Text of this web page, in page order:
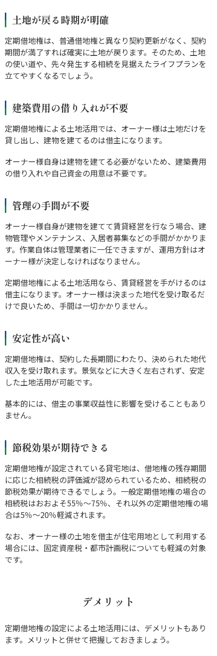
土地が戻る時期が明確
定期借地権は、普通借地権と異なり契約更新がなく、契約
期間が満了すれば確実に土地が戻ります。そのため、土地
の使い道や、先々発生する相続を見据えたライフプランを
立てやすくなるでしょう。
建築費用の借り入れが不要
定期借地権による土地活用では、オーナー様は土地だけを
貸し出し、建物を建てるのは借主になります。
オーナー様自身は建物を建てる必要がないため、建築費用
の借り入れや自己資金の用意は不要です。
管理の手間が不要
オーナー様自身が建物を建てて賃貸経営を行なう場合、建
物管理やメンテナンス、入居者募集などの手間がかかりま
す。作業自体は管理業者に一任できますが、運用方針はオ
ーナー様が決定しなければなりません。
定期借地権による土地活用なら、賃貸経営を手がけるのは
借主になります。オーナー様は決まった地代を受け取るだ
けで良いため、手間は一切かかりません。
安定性が高い
定期借地権は、契約した長期間にわたり、決められた地代
収入を受け取れます。景気などに大きく左右されず、安定
した土地活用が可能です。
基本的には、借主の事業収益性に影響を受けることもあり
ません。
節税効果が期待できる
定期借地権が設定されている貸宅地は、借地権の残存期間
に応じた相続税の評価減が認められているため、相続税の
節税効果が期待できるでしょう。一般定期借地権の場合の
相続税はおおよそ55％～75％、それ以外の定期借地権の場
合は5％～20％軽減されます。
なお、オーナー様の土地を借主が住宅用地として利用する
場合には、固定資産税・都市計画税についても軽減の対象
です。
デメリット
定期借地権の設定による土地活用には、デメリットもあり
ます。メリットと併せて把握しておきましょう。